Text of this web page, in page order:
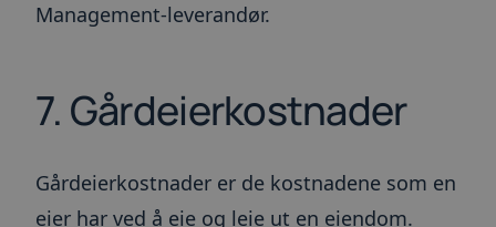
Management-leverandør.
7. Gårdeierkostnader
Gårdeierkostnader er de kostnadene som en
eier har ved å eie og leie ut en eiendom.